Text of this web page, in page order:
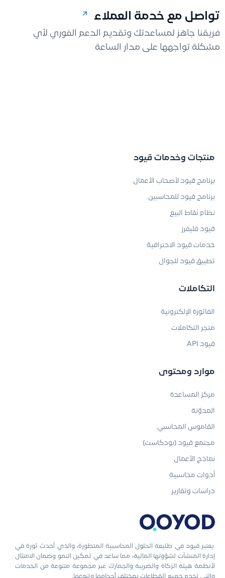
تواصل مع خدمة العملاء
فريقنا جاهز لمساعدتك وتقديم الدعم الفوري لأي
مشكلة تواجهها على مدار الساعة
يعتبر قيود في طليعة الحلول المحاسبية المتطورة، والذي أحدث ثورة في
إدارة المنشآت لشؤونها المالية، مما ساعد في تمكين النمو وضمان الامتثال
لأنظمة هيئة الزكاة والضريبة والجمارك عبر مجموعة متنوعة من الخدمات
والتي تخدم جميع القطاعات بمختلف أحجامها وتنوعها.
منتجات وخدمات قيود
برنامج قيود لأصحاب الأعمال
برنامج قيود للمحاسبين
نظام نقاط البيع
قيود فليفرز
خدمات قيود الاحترافية
تطبيق قيود للجوال
التكاملات
الفاتورة الإلكترونية
متجر التكاملات
قيود API
موارد ومحتوى
مركز المساعدة
المدوّنة
القاموس المحاسبي
مجتمع قيود (بودكاست)
نماذج الأعمال
أدوات محاسبية
دراسات وتقارير